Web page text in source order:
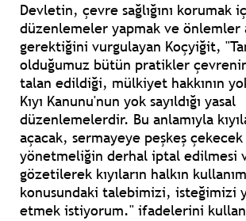
Devletin, çevre sağlığını korumak
düzenlemeler yapmak ve önlemler
gerektiğini vurgulayan Koçyiğit,
olduğumuz bütün pratikler
talan edildiği, mülkiyet hakkının yok
Kıyı Kanunu'nun yok sayıldığı yasal
düzenlemelerdir. Bu anlamıyla
açacak, sermayeye peşkeş çekecek
yönetmeliğin derhal iptal edilmesi
gözetilerek kıyıların halkın
konusundaki talebimizi, isteğimizi
etmek istiyorum." ifadelerini